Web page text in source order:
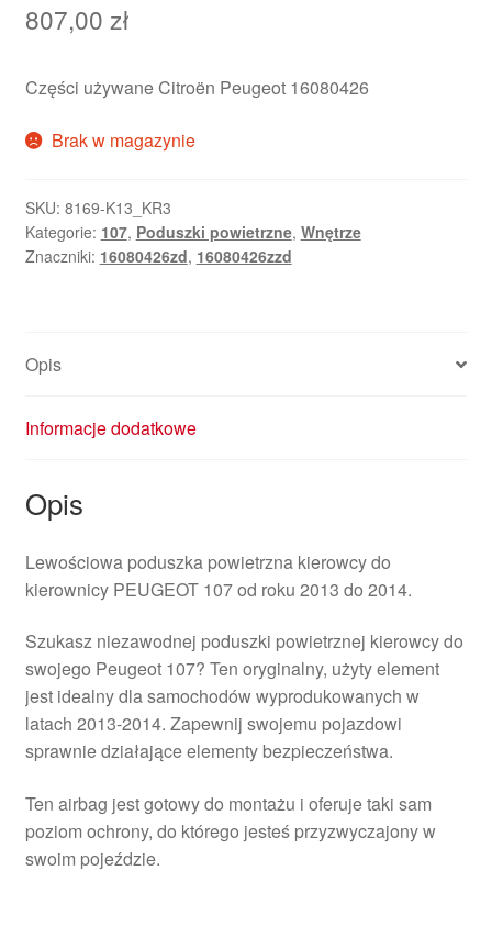
807,00 zł
Części używane Citroën Peugeot 16080426
Brak w magazynie
SKU: 8169-K13_KR3
Kategorie: 107, Poduszki powietrzne, Wnętrze
Znaczniki: 16080426zd, 16080426zzd
Opis
Informacje dodatkowe
Opis
Lewościowa poduszka powietrzna kierowcy do
kierownicy PEUGEOT 107 od roku 2013 do 2014.
Szukasz niezawodnej poduszki powietrznej kierowcy do
swojego Peugeot 107? Ten oryginalny, użyty element
jest idealny dla samochodów wyprodukowanych w
latach 2013-2014. Zapewnij swojemu pojazdowi
sprawnie działające elementy bezpieczeństwa.
Ten airbag jest gotowy do montażu i oferuje taki sam
poziom ochrony, do którego jesteś przyzwyczajony w
swoim pojeździe.